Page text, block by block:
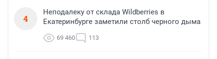
4
Неподалеку от склада Wildberries в
Екатеринбурге заметили столб черного дыма
69 460 113